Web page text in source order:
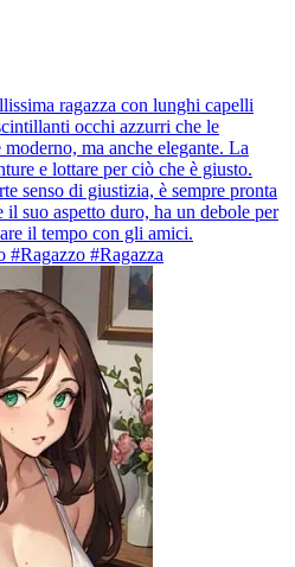
ragazza con lunghi capelli
occhi azzurri che le
ma anche elegante. La
e lottare per ciò che è giusto.
senso di giustizia, è sempre pronta
suo aspetto duro, ha un debole per
il tempo con gli amici.
#Ragazzo #Ragazza